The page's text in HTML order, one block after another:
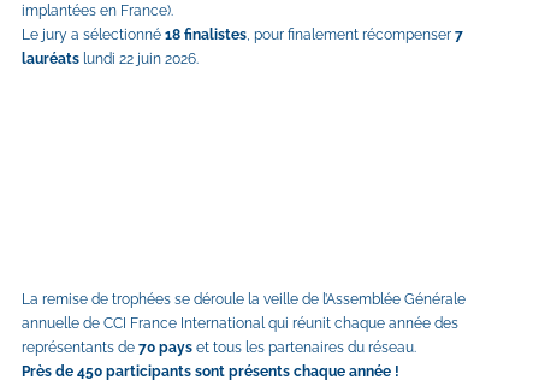
implantées en France).
Le jury a sélectionné 18 finalistes, pour finalement récompenser 7
lauréats lundi 22 juin 2026.
La remise de trophées se déroule la veille de l’Assemblée Générale
annuelle de CCI France International qui réunit chaque année des
représentants de 70 pays et tous les partenaires du réseau.
Près de 450 participants sont présents chaque année !